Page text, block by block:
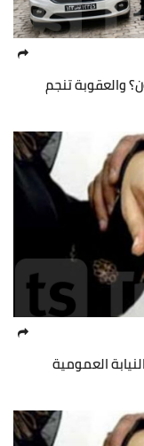
والعقوبة تنجم
العمومية